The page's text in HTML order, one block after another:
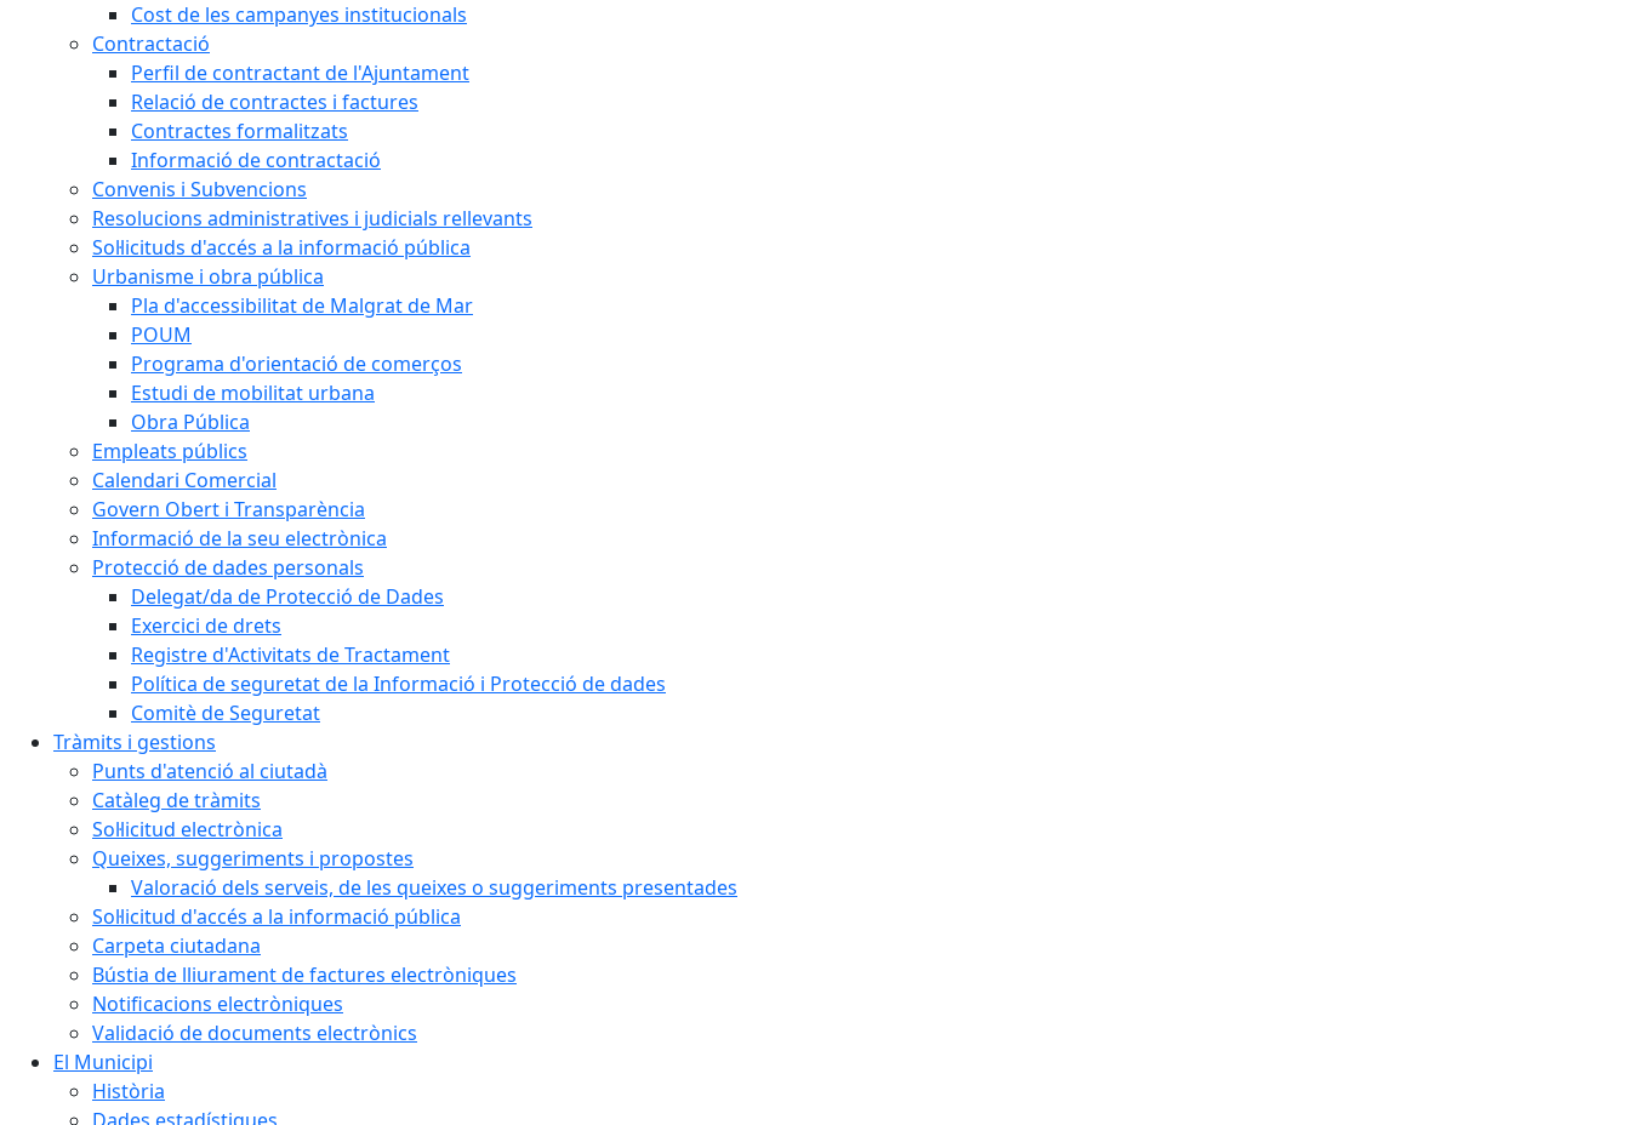
Cost de les campanyes institucionals
Contractació
Perfil de contractant de l'Ajuntament
Relació de contractes i factures
Contractes formalitzats
Informació de contractació
Convenis i Subvencions
Resolucions administratives i judicials rellevants
Sol·licituds d'accés a la informació pública
Urbanisme i obra pública
Pla d'accessibilitat de Malgrat de Mar
POUM
Programa d'orientació de comerços
Estudi de mobilitat urbana
Obra Pública
Empleats públics
Calendari Comercial
Govern Obert i Transparència
Informació de la seu electrònica
Protecció de dades personals
Delegat/da de Protecció de Dades
Exercici de drets
Registre d'Activitats de Tractament
Política de seguretat de la Informació i Protecció de dades
Comitè de Seguretat
Tràmits i gestions
Punts d'atenció al ciutadà
Catàleg de tràmits
Sol·licitud electrònica
Queixes, suggeriments i propostes
Valoració dels serveis, de les queixes o suggeriments presentades
Sol·licitud d'accés a la informació pública
Carpeta ciutadana
Bústia de lliurament de factures electròniques
Notificacions electròniques
Validació de documents electrònics
El Municipi
Història